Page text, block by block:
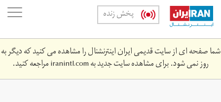
Skip
main
content
پخش زنده
شما صفحه ای از سایت قدیمی ایران اینترنشنال را مشاهده می کنید که دیگر به
روز نمی شود. برای مشاهده سایت جدید بهiranintl.comمراجعه کنید.